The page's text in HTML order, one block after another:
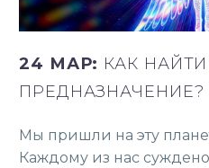
24 МАР: КАК
ПРЕДНАЗНАЧЕНИЕ?
Мы пришли на эту
Каждому из нас